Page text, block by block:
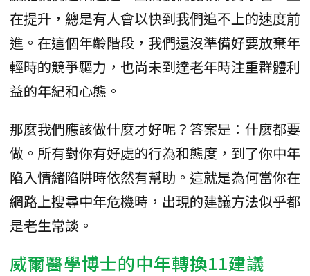
在提升，總是有人會以快到我們追不上的速度前
進。在這個年齡階段，我們還沒準備好要放棄年
輕時的競爭驅力，也尚未到達老年時注重群體利
益的年紀和心態。
那麼我們應該做什麼才好呢？答案是：什麼都要
做。所有對你有好處的行為和態度，到了你中年
陷入情緒陷阱時依然有幫助。這就是為何當你在
網路上搜尋中年危機時，出現的建議方法似乎都
是老生常談。
威爾醫學博士的中年轉換11建議